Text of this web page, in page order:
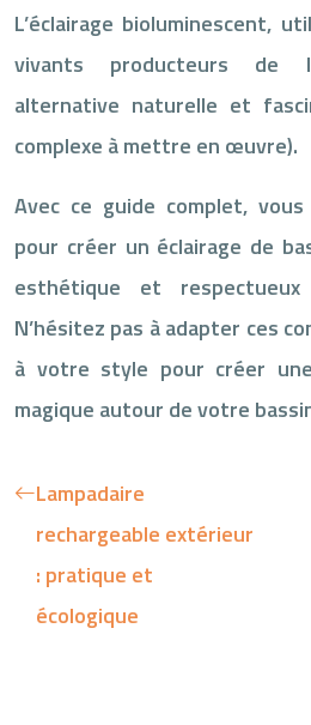
L’éclairage bioluminescent,
vivants producteurs de
alternative naturelle et
complexe à mettre en œuvre).
Avec ce guide complet,
pour créer un éclairage de
esthétique et respectueux
N’hésitez pas à adapter ces
à votre style pour créer
magique autour de votre
Lampadaire
rechargeable extérieur
: pratique et
écologique